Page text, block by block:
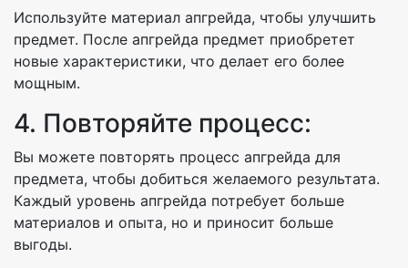
Используйте материал апгрейда, чтобы улучшить
предмет. После апгрейда предмет приобретет
новые характеристики, что делает его более
мощным.
4. Повторяйте процесс:
Вы можете повторять процесс апгрейда для
предмета, чтобы добиться желаемого результата.
Каждый уровень апгрейда потребует больше
материалов и опыта, но и приносит больше
выгоды.